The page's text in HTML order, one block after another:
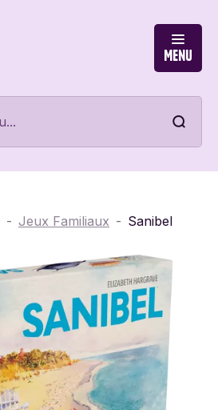
Menu
Jeux Familiaux Sanibel